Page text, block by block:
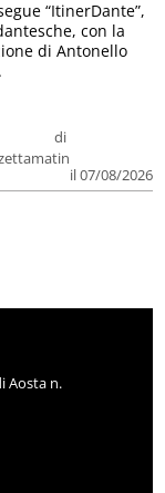
di
il 07/08/2026
“ItinerDante”,
con la
di Antonello
Aosta n.